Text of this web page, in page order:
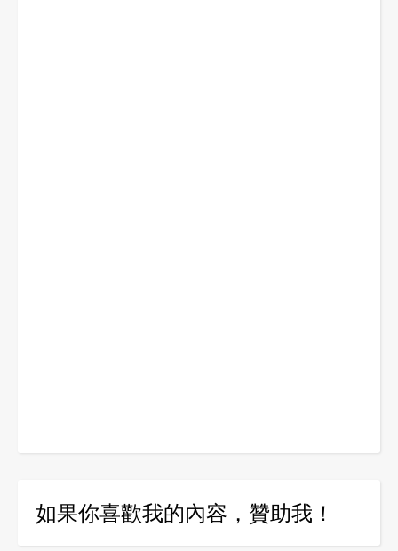
如果你喜歡我的內容，贊助我！